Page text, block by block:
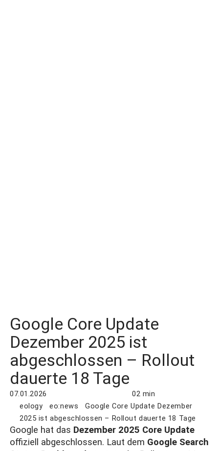
Google Core Update
Dezember 2025 ist
abgeschlossen – Rollout
dauerte 18 Tage
07.01.2026
02 min
eology
eo:news
Google Core Update Dezember
2025 ist abgeschlossen – Rollout dauerte 18 Tage
Google hat das Dezember 2025 Core Update
offiziell abgeschlossen. Laut dem Google Search